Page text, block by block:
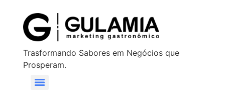
Trasformando Sabores em Negócios que
Prosperam.